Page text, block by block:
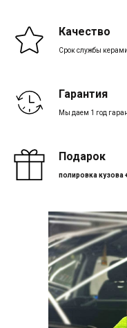
Качество
Срок службы
Гарантия
Мы даем 1 год
Подарок
полировка кузова